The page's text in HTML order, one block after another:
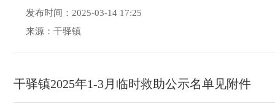
发布时间：2025-03-14 17:25
来源：干驿镇
干驿镇2025年1-3月临时救助公示名单见附件